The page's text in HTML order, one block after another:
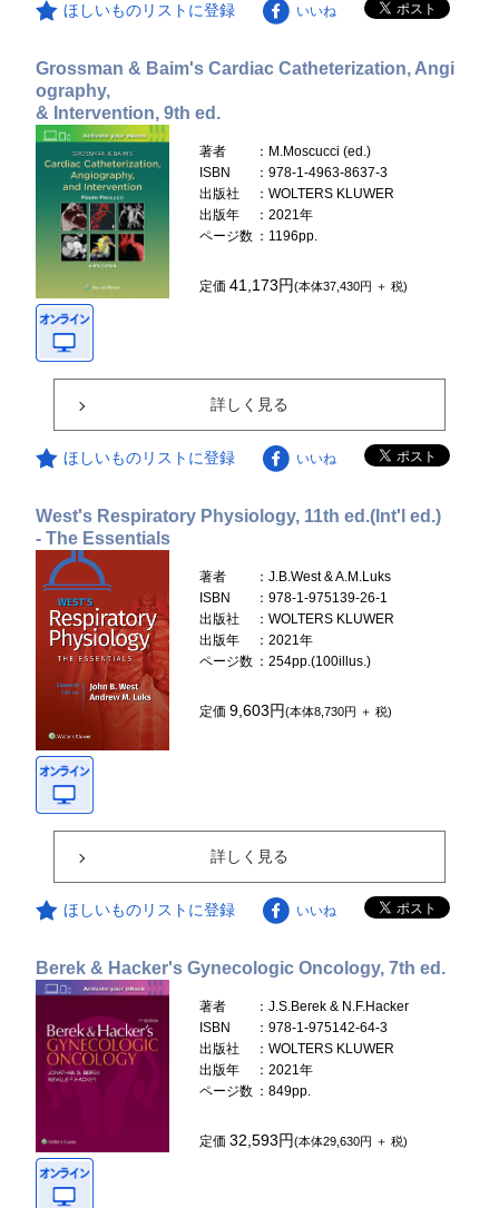
ほしいものリストに登録 いいね
Grossman & Baim's Cardiac Catheterization, Angi
ography,
& Intervention, 9th ed.
著者
：M.Moscucci (ed.)
ISBN
：978-1-4963-8637-3
出版社
：WOLTERS KLUWER
出版年
：2021年
ページ数 ：1196pp.
定価41,173円(本体37,430円 ＋ 税)
詳しく見る
ほしいものリストに登録 いいね
West's Respiratory Physiology, 11th ed.(Int'l ed.)
- The Essentials
著者
：J.B.West & A.M.Luks
ISBN
：978-1-975139-26-1
出版社
：WOLTERS KLUWER
出版年
：2021年
ページ数 ：254pp.(100illus.)
定価9,603円(本体8,730円 ＋ 税)
詳しく見る
ほしいものリストに登録 いいね
Berek & Hacker's Gynecologic Oncology, 7th ed.
著者
：J.S.Berek & N.F.Hacker
ISBN
：978-1-975142-64-3
出版社
：WOLTERS KLUWER
出版年
：2021年
ページ数 ：849pp.
定価32,593円(本体29,630円 ＋ 税)